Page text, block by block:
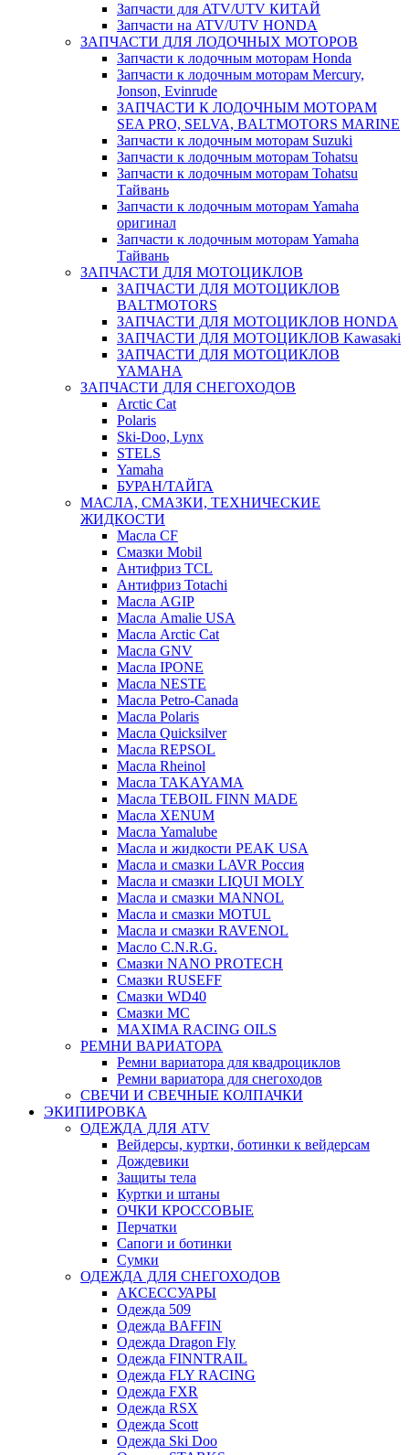
Запчасти для ATV/UTV КИТАЙ
Запчасти на ATV/UTV HONDA
ЗАПЧАСТИ ДЛЯ ЛОДОЧНЫХ МОТОРОВ
Запчасти к лодочным моторам Honda
Запчасти к лодочным моторам Mercury,
Jonson, Evinrude
ЗАПЧАСТИ К ЛОДОЧНЫМ МОТОРАМ
SEA PRO, SELVA, BALTMOTORS MARINE
Запчасти к лодочным моторам Suzuki
Запчасти к лодочным моторам Tohatsu
Запчасти к лодочным моторам Tohatsu
Тайвань
Запчасти к лодочным моторам Yamaha
оригинал
Запчасти к лодочным моторам Yamaha
Тайвань
ЗАПЧАСТИ ДЛЯ МОТОЦИКЛОВ
ЗАПЧАСТИ ДЛЯ МОТОЦИКЛОВ
BALTMOTORS
ЗАПЧАСТИ ДЛЯ МОТОЦИКЛОВ HONDA
ЗАПЧАСТИ ДЛЯ МОТОЦИКЛОВ Kawasaki
ЗАПЧАСТИ ДЛЯ МОТОЦИКЛОВ
YAMAHA
ЗАПЧАСТИ ДЛЯ СНЕГОХОДОВ
Arctic Cat
Polaris
Ski-Doo, Lynx
STELS
Yamaha
БУРАН/ТАЙГА
МАСЛА, СМАЗКИ, ТЕХНИЧЕСКИЕ
ЖИДКОСТИ
Масла CF
Смазки Mobil
Антифриз TCL
Антифриз Totachi
Масла AGIP
Масла Amalie USA
Масла Arctic Cat
Масла GNV
Масла IPONE
Масла NESTE
Масла Petro-Canada
Масла Polaris
Масла Quicksilver
Масла REPSOL
Масла Rheinol
Масла TAKAYAMA
Масла TEBOIL FINN MADE
Масла XENUM
Масла Yamalube
Масла и жидкости PEAK USA
Масла и смазки LAVR Россия
Масла и смазки LIQUI MOLY
Масла и смазки MANNOL
Масла и смазки MOTUL
Масла и смазки RAVENOL
Масло C.N.R.G.
Смазки NANO PROTECH
Смазки RUSEFF
Смазки WD40
Смазки МС
MAXIMA RACING OILS
РЕМНИ ВАРИАТОРА
Ремни вариатора для квадроциклов
Ремни вариатора для снегоходов
СВЕЧИ И СВЕЧНЫЕ КОЛПАЧКИ
ЭКИПИРОВКА
ОДЕЖДА ДЛЯ ATV
Вейдерсы, куртки, ботинки к вейдерсам
Дождевики
Защиты тела
Куртки и штаны
ОЧКИ КРОССОВЫЕ
Перчатки
Сапоги и ботинки
Сумки
ОДЕЖДА ДЛЯ СНЕГОХОДОВ
АКСЕССУАРЫ
Одежда 509
Одежда BAFFIN
Одежда Dragon Fly
Одежда FINNTRAIL
Одежда FLY RACING
Одежда FXR
Одежда RSX
Одежда Scott
Одежда Ski Doo